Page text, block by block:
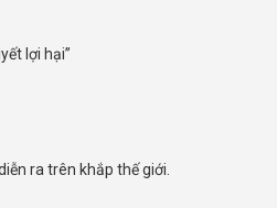
lợi hại”
ra trên khắp thế giới.